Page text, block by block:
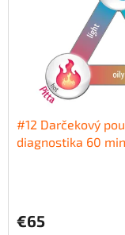
#12 Darčekový
diagnostika 60
€65